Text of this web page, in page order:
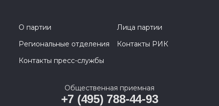
О партии
Лица партии
Региональные отделения
Контакты РИК
Контакты пресс-службы
Общественная приемная
+7 (495) 788-44-93